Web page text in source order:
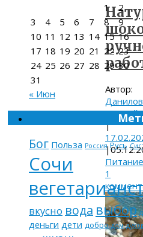
Автор:
Данилов
Андрей
|
|
Питание
1
1
2
3
4 5 6 7 8
9
10 11 12 13 14 15 16
17 18 19 20 21 22 23
24 25 26 27 28 29 30
31
« Июн
Бог Польза Россия Русь
Сочи
вкусно вода выбор
деньги дети добро дом